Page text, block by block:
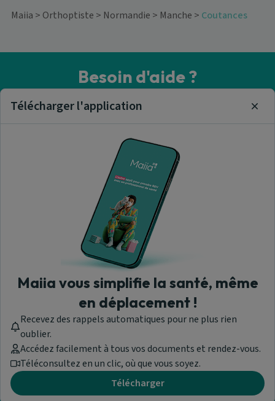
Maiia > Orthoptiste > Normandie > Manche > Coutances
Besoin d'aide ?
Visitez notre centre de support ou contactez-nous !
Trouver un orthoptiste
A propos de nous
Maiia - © 2026 Tous droits réservés
Les professionnels de santé ayant souscrit à la prise de rendez-vous
en ligne apparaissent en priorité dans les pages de recherche et
d'annuaire.
Télécharger l'application
Maiia vous simplifie la santé, même
en déplacement !
Recevez des rappels automatiques pour ne plus rien
oublier.
Accédez facilement à tous vos documents et rendez-vous.
Téléconsultez en un clic, où que vous soyez.
Télécharger